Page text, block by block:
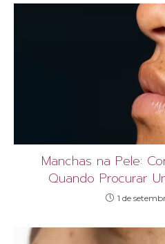
Manchas na Pele:
Quando Procurar
1 de